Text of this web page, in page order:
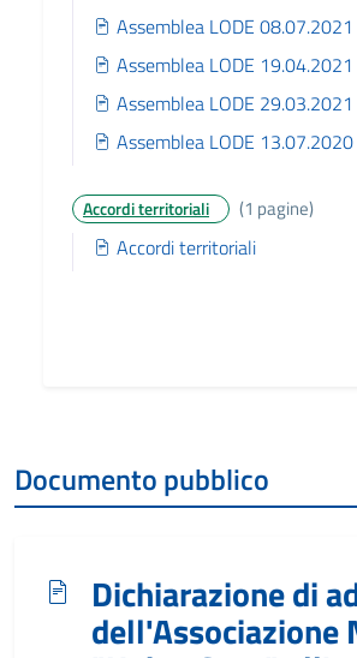
Assemblea LODE 08.07.2021
Assemblea LODE 19.04.2021
Assemblea LODE 29.03.2021
Assemblea LODE 13.07.2020
Accordi territoriali (1 pagine)
Accordi territoriali
Documento pubblico
Dichiarazione di
dell'Associazione